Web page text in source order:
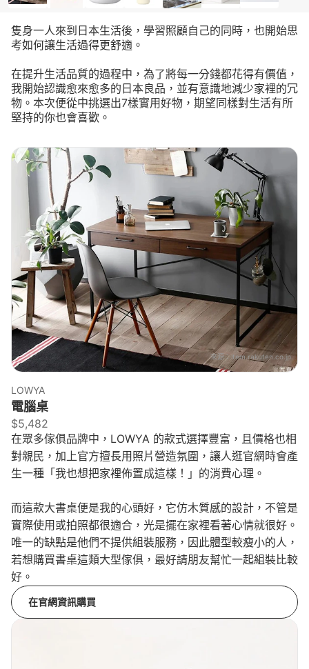
隻身一人來到日本生活後，學習照顧自己的同時，也開始思
考如何讓生活過得更舒適。
在提升生活品質的過程中，為了將每一分錢都花得有價值，
我開始認識愈來愈多的日本良品，並有意識地減少家裡的冗
物。本次便從中挑選出7樣實用好物，期望同樣對生活有所
堅持的你也會喜歡。
來源： item.rakuten.co.jp
LOWYA
電腦桌
$5,482
在眾多傢俱品牌中，LOWYA 的款式選擇豐富，且價格也相
對親民，加上官方擅長用照片營造氛圍，讓人逛官網時會產
生一種「我也想把家裡佈置成這樣！」的消費心理。
而這款大書桌便是我的心頭好，它仿木質感的設計，不管是
實際使用或拍照都很適合，光是擺在家裡看著心情就很好。
唯一的缺點是他們不提供組裝服務，因此體型較瘦小的人，
若想購買書桌這類大型傢俱，最好請朋友幫忙一起組裝比較
好。
在官網資訊購買